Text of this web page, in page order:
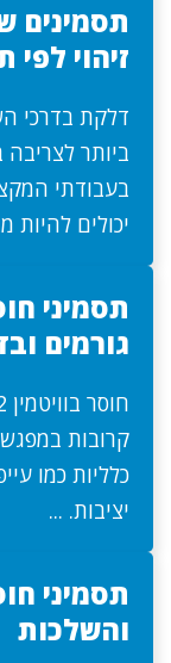
תסמינים
זיהוי
דלקת בדרכי
ביותר
בעבודתי
יכולים להיות
גורמים
קרובות
כלליות כמו
יציבות. ...
תסמיני
והשלכות